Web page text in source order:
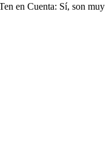
en Cuenta: Sí, son muy